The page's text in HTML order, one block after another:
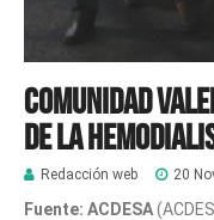
Comunidad
de la
Redacción web 20
Fuente: ACDESA